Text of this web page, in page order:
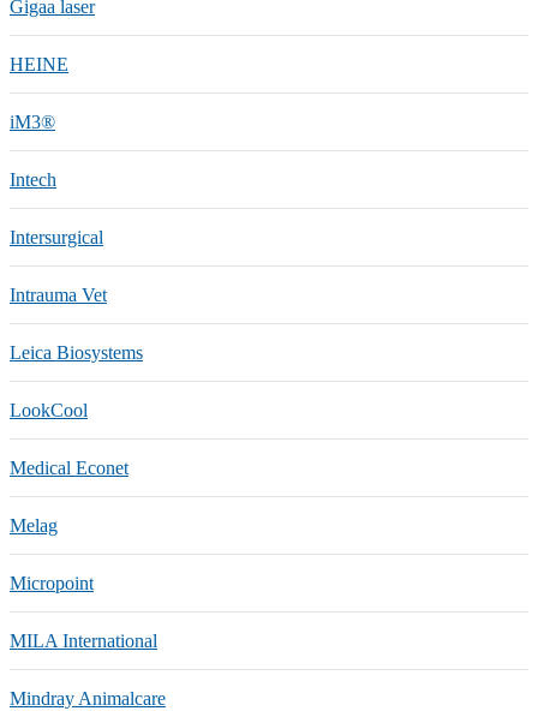
Gigaa laser
HEINE
iM3®️
Intech
Intersurgical
Intrauma Vet
Leica Biosystems
LookCool
Medical Econet
Melag
Micropoint
MILA International
Mindray Animalcare